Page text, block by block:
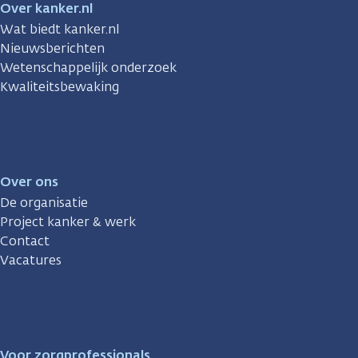
Over kanker.nl
Wat biedt kanker.nl
Nieuwsberichten
Wetenschappelijk onderzoek
Kwaliteitsbewaking
Over ons
De organisatie
Project kanker & werk
Contact
Vacatures